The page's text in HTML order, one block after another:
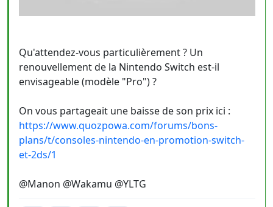
Qu'attendez-vous particulièrement ? Un
renouvellement de la Nintendo Switch est-il
envisageable (modèle "Pro") ?
On vous partageait une baisse de son prix ici :
https://www.quozpowa.com/forums/bons-
plans/t/consoles-nintendo-en-promotion-switch-
et-2ds/1
@Manon @Wakamu @YLTG